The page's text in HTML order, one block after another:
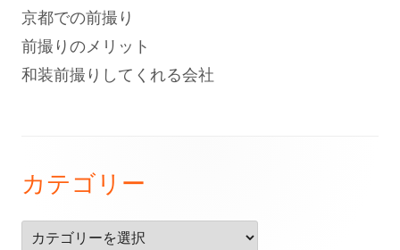
京都での前撮り
前撮りのメリット
和装前撮りしてくれる会社
ッ
タ
カテゴリー